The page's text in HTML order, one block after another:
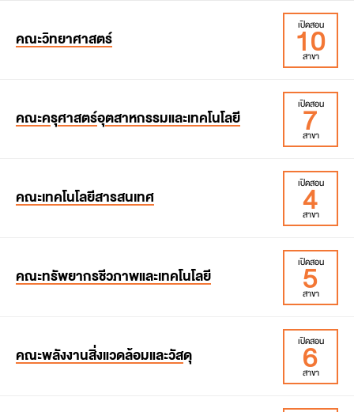
คณะวิทยาศาสตร์
เปิดสอน
10
สาขา
สาขาวิชาคณิตศาสตร์ประยุกต์
สาขาวิชาคณิตศาสตร์ศึกษา
สาขาวิชาเคมี
สาขาวิชาจุลชีววิทยาประยุกต์
สาขาวิชาวิทยาศาสตร์นาโนและเทคโนโลยีนาโน (หลักสูตร
สาขาวิชาวิทยาศาสตร์และคณิตศาสตร์ศึกษา (หลักสูตร
สองภาษา)
คณะครุศาสตร์อุตสาหกรรมและเทคโนโลยี
เปิดสอน
7
สาขา
สาขาวิชาวิศวกรรมเครื่องกล
สาขาวิชาวิศวกรรมไฟฟ้า
สาขาวิชาวิศวกรรมโยธา
สาขาวิชาเทคโนโลยีบรรจุภัณฑ์และนวัตกรรมการพิมพ์
คณะเทคโนโลยีสารสนเทศ
เปิดสอน
4
สาขา
สาขาวิชาวิทยาการคอมพิวเตอร์
สาขาวิชาเทคโนโลยีสารสนเทศ
คณะทรัพยากรชีวภาพและเทคโนโลยี
เปิดสอน
5
สาขา
สาขาวิชาเทคโนโลยีชีวภาพ (หลักสูตรนานาชาติ)
สาขาวิชาการจัดการทรัพยากรธรรมชาติและความยั่งยืน
คณะพลังงานสิ่งแวดล้อมและวัสดุ
เปิดสอน
6
สาขา